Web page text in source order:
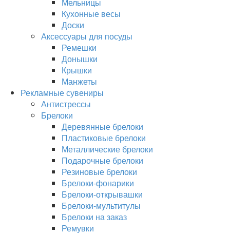
Кухонные весы
Доски
Аксессуары для посуды
Ремешки
Донышки
Крышки
Манжеты
Рекламные сувениры
Антистрессы
Брелоки
Деревянные брелоки
Пластиковые брелоки
Металлические брелоки
Подарочные брелоки
Резиновые брелоки
Брелоки-фонарики
Брелоки-открывашки
Брелоки-мультитулы
Брелоки на заказ
Ремувки